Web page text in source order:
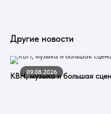
Другие новости
09.08.2026
КВН, музыка и большая